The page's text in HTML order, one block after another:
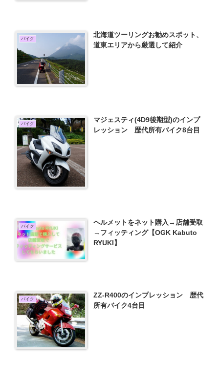
バイク
北海道ツーリングお勧めスポット、
道東エリアから厳選して紹介
バイク
マジェスティ(4D9後期型)のインプ
レッション 歴代所有バイク8台目
バイク
ヘルメットをネット購入→店舗受取
→フィッティング【OGK Kabuto
RYUKI】
バイク
ZZ-R400のインプレッション 歴代
所有バイク4台目